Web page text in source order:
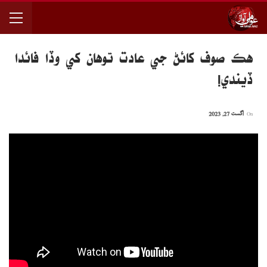
هڪ صوف کائڻ جي عادت توهان کي وڏا فائدا
ڏيندي!
اگست 27, 2023